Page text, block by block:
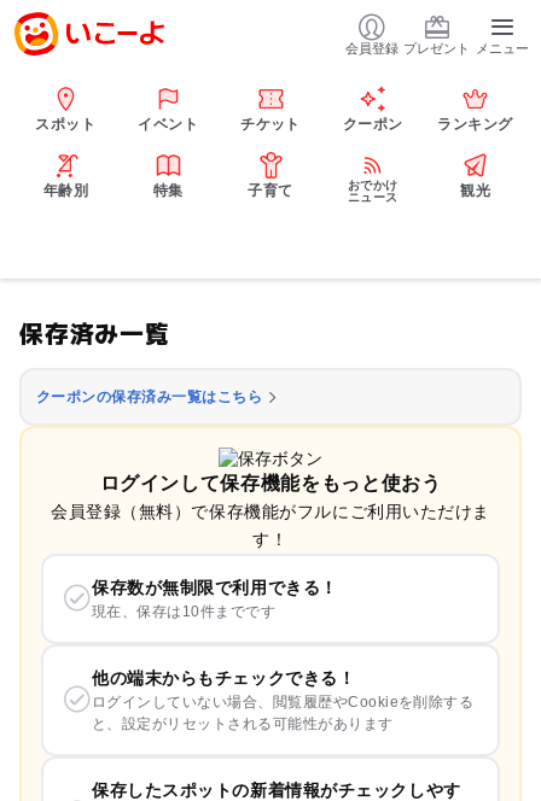
会員登録 プレゼント メニュー
スポット イベント チケット クーポン ランキング
年齢別 特集 子育て
おでかけ
ニュース
観光
保存済み一覧
クーポンの保存済み一覧はこちら
ログインして保存機能をもっと使おう
会員登録（無料）で保存機能がフルにご利用いただけま
す！
保存数が無制限で利用できる！
現在、保存は10件までです
他の端末からもチェックできる！
ログインしていない場合、閲覧履歴やCookieを削除する
と、設定がリセットされる可能性があります
保存したスポットの新着情報がチェックしやす